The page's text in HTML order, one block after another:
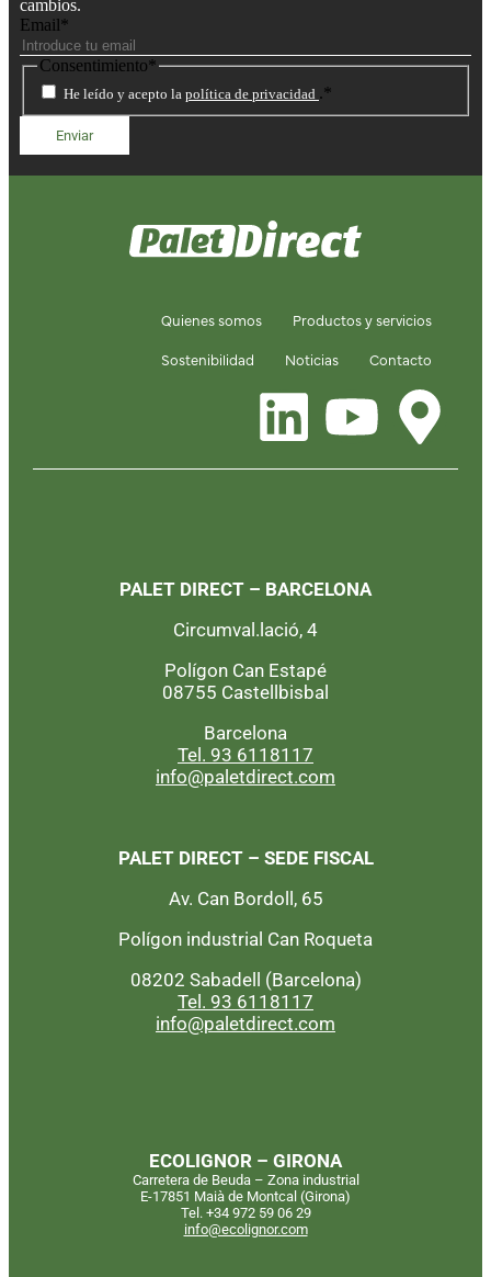
cambios.
Email*
Consentimiento*
He leído y acepto la política de privacidad .*
Quienes somos
Productos y servicios
Sostenibilidad
Noticias Contacto
PALET DIRECT – BARCELONA
Circumval.lació, 4
Polígon Can Estapé
08755 Castellbisbal
Barcelona
Tel. 93 6118117
info@paletdirect.com
PALET DIRECT – SEDE FISCAL
Av. Can Bordoll, 65
Polígon industrial Can Roqueta
08202 Sabadell (Barcelona)
Tel. 93 6118117
info@paletdirect.com
ECOLIGNOR – GIRONA
Carretera de Beuda – Zona industrial
E-17851 Maià de Montcal (Girona)
Tel. +34 972 59 06 29
info@ecolignor.com